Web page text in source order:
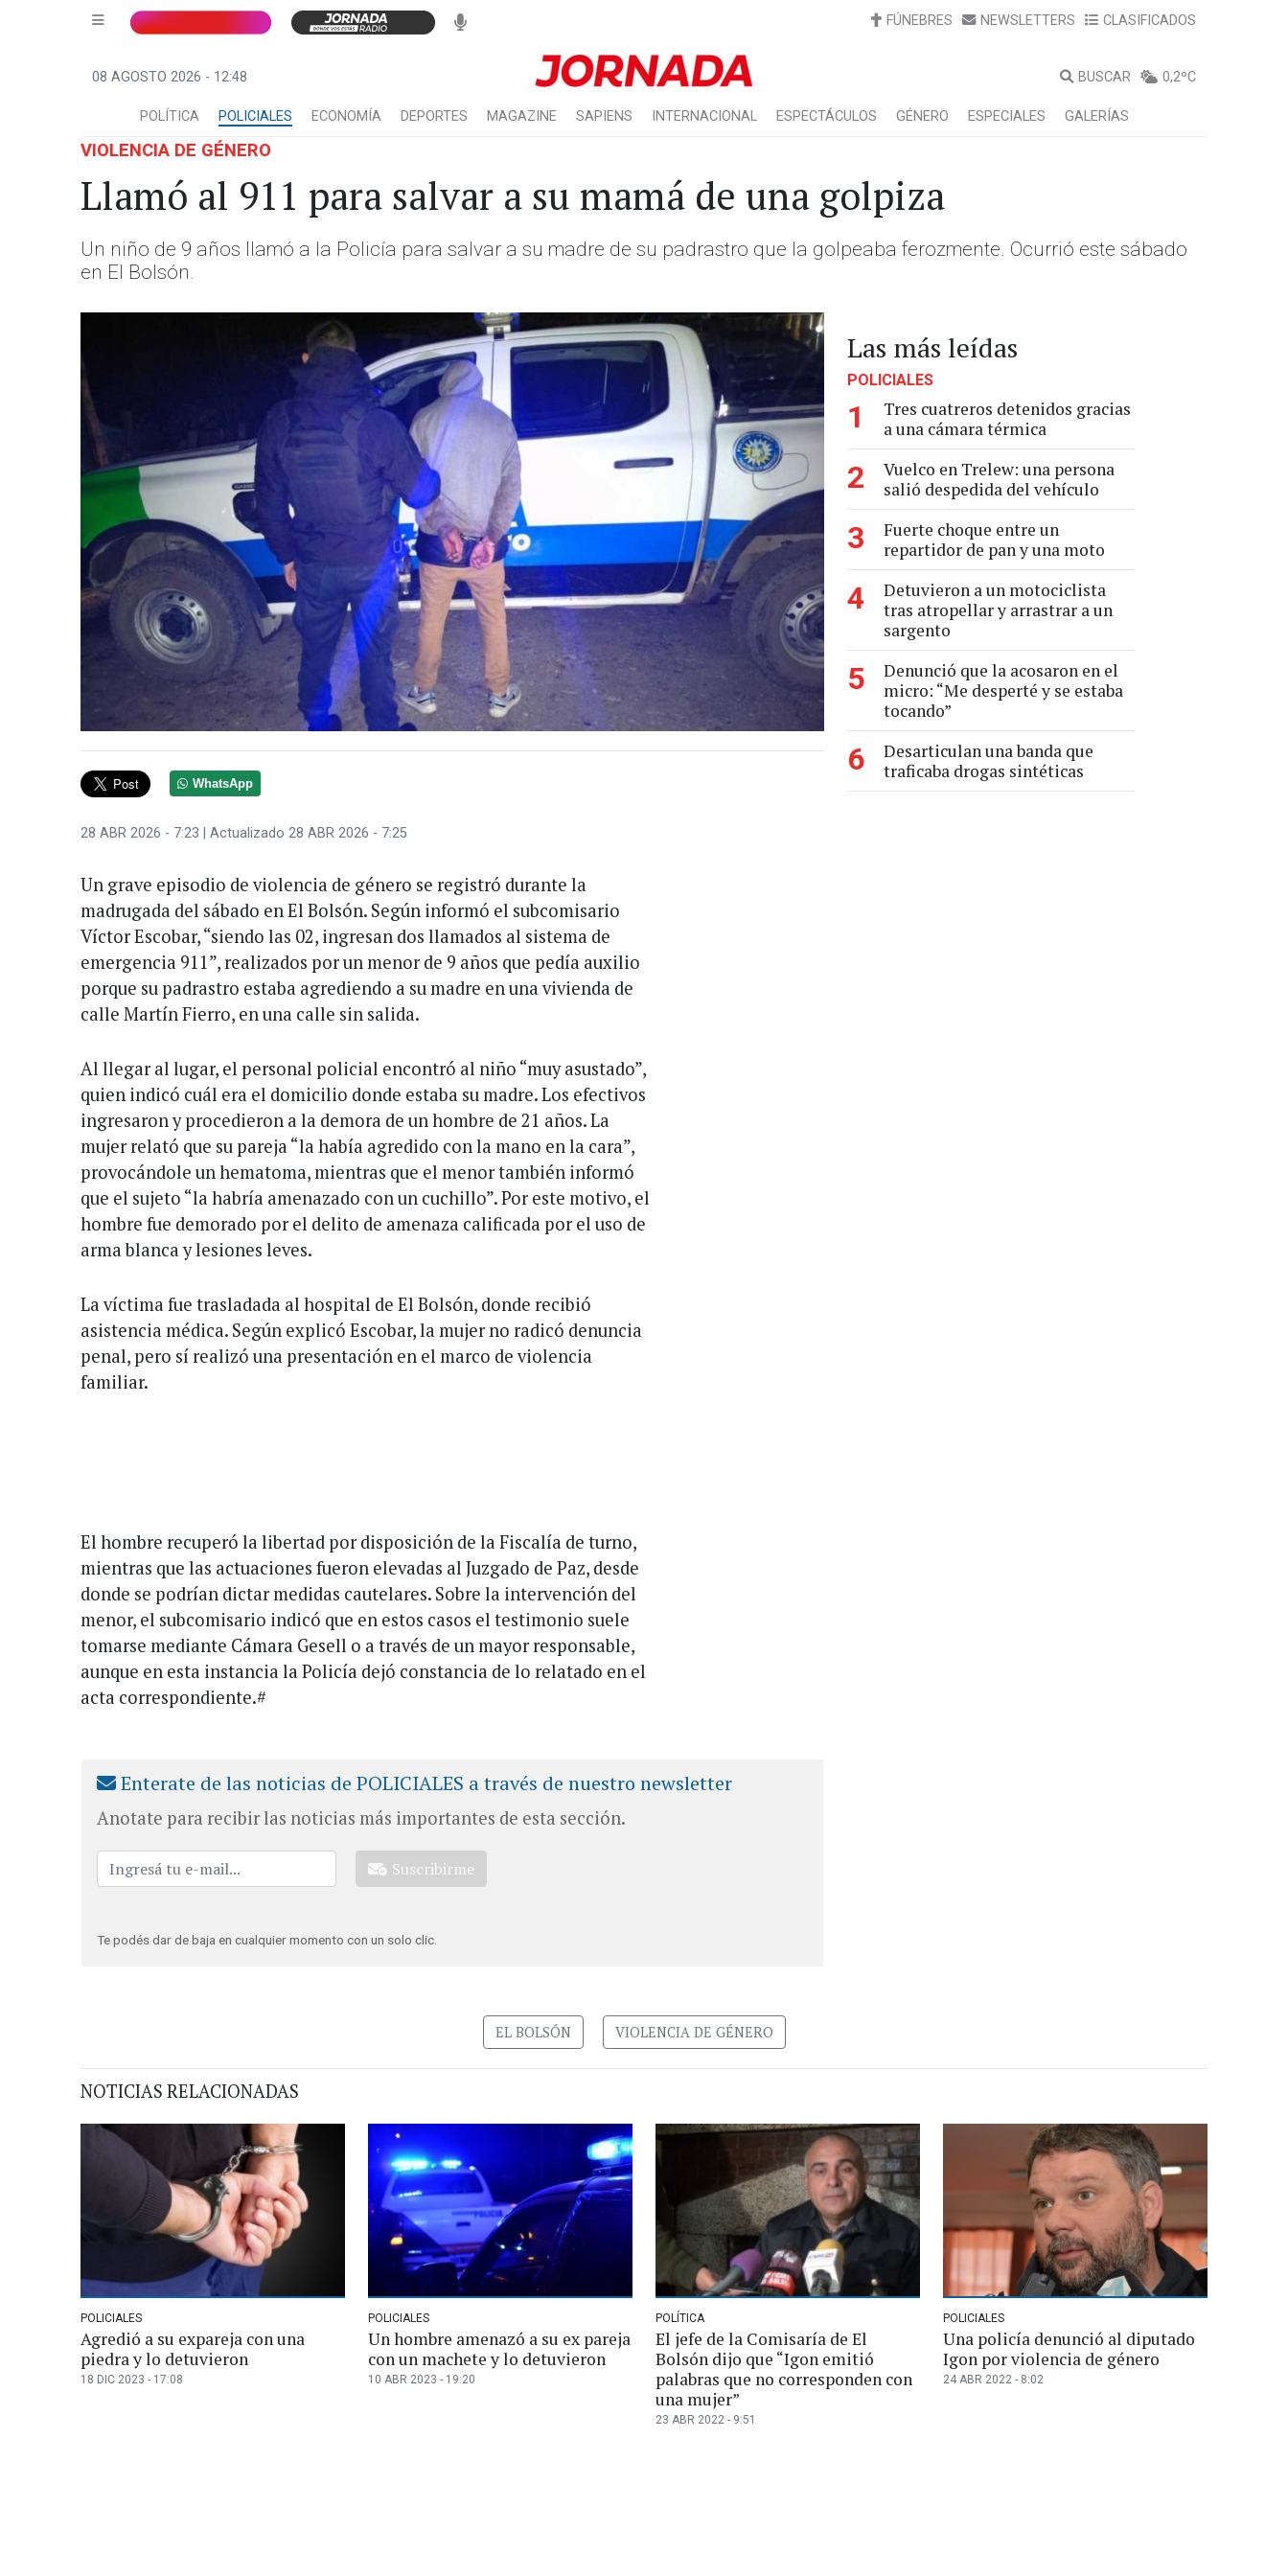
FÚNEBRES NEWSLETTERS CLASIFICADOS
08 AGOSTO 2026 - 12:48 BUSCAR 0,2ºC
POLÍTICA POLICIALES ECONOMÍA DEPORTES MAGAZINE SAPIENS INTERNACIONAL ESPECTÁCULOS GÉNERO ESPECIALES GALERÍAS
VIOLENCIA DE GÉNERO
Llamó al 911 para salvar a su mamá de una golpiza
Un niño de 9 años llamó a la Policía para salvar a su madre de su padrastro que la golpeaba ferozmente. Ocurrió este sábado
en El Bolsón.
WhatsApp
28 ABR 2026 - 7:23 | Actualizado 28 ABR 2026 - 7:25
Un grave episodio de violencia de género se registró durante la
madrugada del sábado en El Bolsón. Según informó el subcomisario
Víctor Escobar, “siendo las 02, ingresan dos llamados al sistema de
emergencia 911”, realizados por un menor de 9 años que pedía auxilio
porque su padrastro estaba agrediendo a su madre en una vivienda de
calle Martín Fierro, en una calle sin salida.
Al llegar al lugar, el personal policial encontró al niño “muy asustado”,
quien indicó cuál era el domicilio donde estaba su madre. Los efectivos
ingresaron y procedieron a la demora de un hombre de 21 años. La
mujer relató que su pareja “la había agredido con la mano en la cara”,
provocándole un hematoma, mientras que el menor también informó
que el sujeto “la habría amenazado con un cuchillo”. Por este motivo, el
hombre fue demorado por el delito de amenaza calificada por el uso de
arma blanca y lesiones leves.
La víctima fue trasladada al hospital de El Bolsón, donde recibió
asistencia médica. Según explicó Escobar, la mujer no radicó denuncia
penal, pero sí realizó una presentación en el marco de violencia
familiar.
El hombre recuperó la libertad por disposición de la Fiscalía de turno,
mientras que las actuaciones fueron elevadas al Juzgado de Paz, desde
donde se podrían dictar medidas cautelares. Sobre la intervención del
menor, el subcomisario indicó que en estos casos el testimonio suele
tomarse mediante Cámara Gesell o a través de un mayor responsable,
aunque en esta instancia la Policía dejó constancia de lo relatado en el
acta correspondiente.#
Enterate de las noticias de POLICIALES a través de nuestro newsletter
Anotate para recibir las noticias más importantes de esta sección.
Suscribirme
Te podés dar de baja en cualquier momento con un solo clic.
Las más leídas
POLICIALES
1
Tres cuatreros detenidos gracias
a una cámara térmica
2
Vuelco en Trelew: una persona
salió despedida del vehículo
3
Fuerte choque entre un
repartidor de pan y una moto
4
Detuvieron a un motociclista
tras atropellar y arrastrar a un
sargento
5
Denunció que la acosaron en el
micro: “Me desperté y se estaba
tocando”
6
Desarticulan una banda que
traficaba drogas sintéticas
EL BOLSÓN VIOLENCIA DE GÉNERO
NOTICIAS RELACIONADAS
POLICIALES
Agredió a su expareja con una
piedra y lo detuvieron
18 DIC 2023 - 17:08
POLICIALES
Un hombre amenazó a su ex pareja
con un machete y lo detuvieron
10 ABR 2023 - 19:20
POLÍTICA
El jefe de la Comisaría de El
Bolsón dijo que “Igon emitió
palabras que no corresponden con
una mujer”
23 ABR 2022 - 9:51
POLICIALES
Una policía denunció al diputado
Igon por violencia de género
24 ABR 2022 - 8:02